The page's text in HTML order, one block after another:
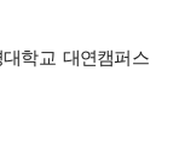
학교 대연캠퍼스